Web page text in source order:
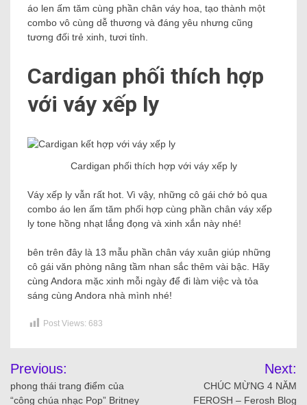
áo len ấm tăm cùng phần chân váy hoa, tạo thành một
combo vô cùng dễ thương và đáng yêu nhưng cũng
tương đối trẻ xinh, tươi tỉnh.
Cardigan phối thích hợp
với váy xếp ly
Cardigan phối thích hợp với váy xếp ly
Váy xếp ly vẫn rất hot. Vì vậy, những cô gái chớ bỏ qua
combo áo len ấm tăm phối hợp cùng phần chân váy xếp
ly tone hồng nhạt lắng đọng và xinh xắn này nhé!
bên trên đây là 13 mẫu phần chân váy xuân giúp những
cô gái văn phòng nâng tầm nhan sắc thêm vài bậc. Hãy
cùng Andora mặc xinh mỗi ngày để đi làm việc và tỏa
sáng cùng Andora nhà mình nhé!
Post Views: 683
Previous:
phong thái trang điểm của
“công chúa nhạc Pop” Britney
Next:
CHÚC MỪNG 4 NĂM
FEROSH – Ferosh Blog